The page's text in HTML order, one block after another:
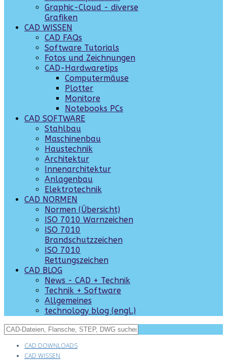
Graphic-Cloud - diverse
Grafiken
CAD WISSEN
CAD FAQs
Software Tutorials
Fotos und Zeichnungen
CAD-Hardwaretips
Computermäuse
Plotter
Monitore
Notebooks PCs
CAD SOFTWARE
Stahlbau
Maschinenbau
Haustechnik
Architektur
Innenarchitektur
Anlagenbau
Elektrotechnik
CAD NORMEN
Normen (Übersicht)
ISO 7010 Warnzeichen
ISO 7010
Brandschutzzeichen
ISO 7010
Rettungszeichen
CAD BLOG
News - CAD + Technik
Technik + Software
Allgemeines
technology blog (engl.)
CAD DOWNLOADS
CAD WISSEN